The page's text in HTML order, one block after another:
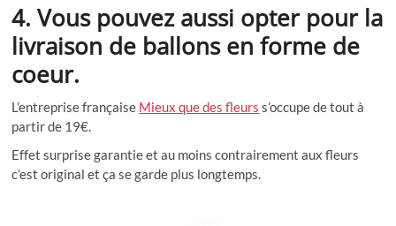
4. Vous pouvez aussi opter pour la
livraison de ballons en forme de
coeur.
L’entreprise française Mieux que des fleurs s’occupe de tout à
partir de 19€.
Effet surprise garantie et au moins contrairement aux fleurs
c’est original et ça se garde plus longtemps.